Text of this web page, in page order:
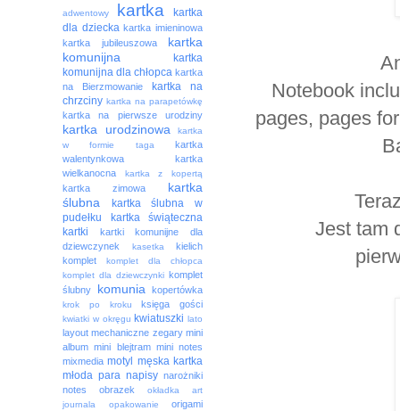
Notebook
pages, pages
Jest tam
adwentowy
kartka
kartka
dla dziecka kartka imieninowa
kartka jubileuszowa
kartka
komunijna
kartka
komunijna dla chłopca kartka
na Bierzmowanie
kartka na
chrzciny kartka na parapetówkę
kartka na pierwsze urodziny
kartka urodzinowa
kartka
w formie taga
kartka
walentynkowa
kartka
wielkanocna
kartka z kopertą
kartka zimowa
kartka
ślubna
kartka ślubna w
pudełku
kartka świąteczna
kartki
kartki komunijne dla
dziewczynek
kasetka
kielich
komplet
komplet dla chłopca
komplet dla dziewczynki komplet
ślubny
komunia kopertówka
krok po kroku księga gości
kwiatki w okręgu kwiatuszki lato
layout mechaniczne zegary mini
album mini blejtram mini notes
mixmedia motyl męska kartka
młoda para napisy narożniki
notes
obrazek
okładka art
journala
opakowanie origami